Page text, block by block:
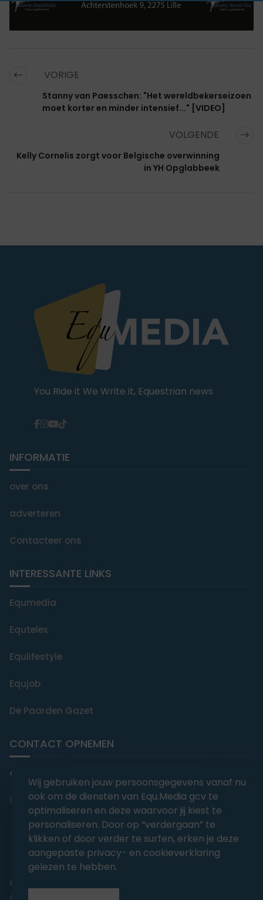
VORIGE
Stanny van Paesschen: "Het wereldbekerseizoen
moet korter en minder intensief..." [VIDEO]
VOLGENDE
Kelly Cornelis zorgt voor Belgische overwinning
in YH Opglabbeek
You Ride it We Write it, Equestrian news
INFORMATIE
over ons
adverteren
Contacteer ons
INTERESSANTE LINKS
Equmedia
Equtelex
Equlifestyle
Equjob
De Paarden Gazet
CONTACT OPNEMEN
editorial@equmedia.be
Langendamdreef 22 9880 Aalter België
abonnementsvoorwaarden
Algemene voorwaarden
Wij gebruiken jouw persoonsgegevens vanaf nu
ook om de diensten van Equ.Media gcv te
optimaliseren en deze waarvoor jij kiest te
personaliseren. Door op “verdergaan” te
klikken of door verder te surfen, erken je deze
aangepaste privacy- en cookieverklaring
gelezen te hebben.